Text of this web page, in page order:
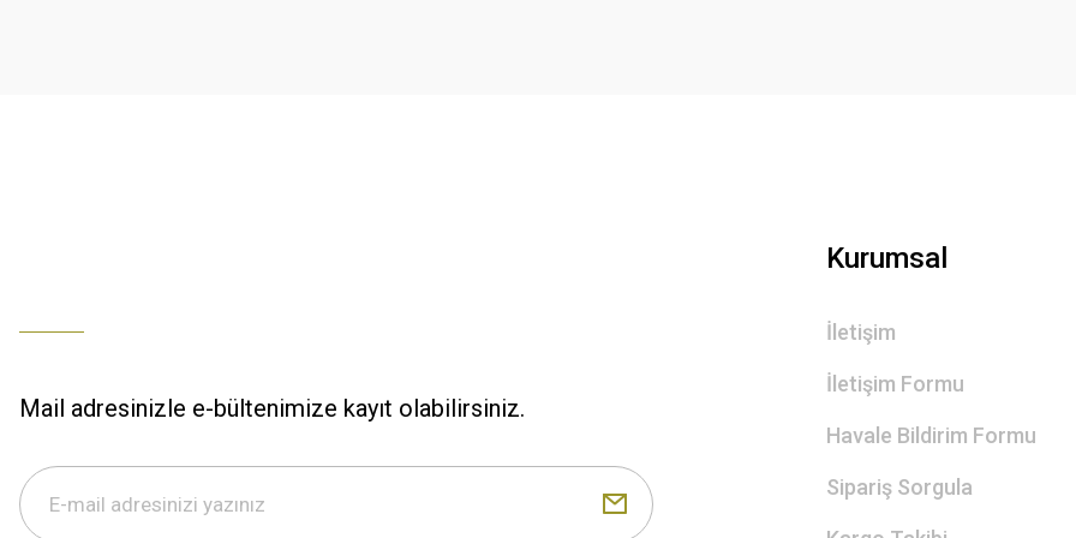
S... M... | 29/12/2025
Mail adresinizle e-bültenimize kayıt olabilirsiniz.
Kurumsal
İletişim
İletişim Formu
Havale Bildirim Formu
Sipariş Sorgula